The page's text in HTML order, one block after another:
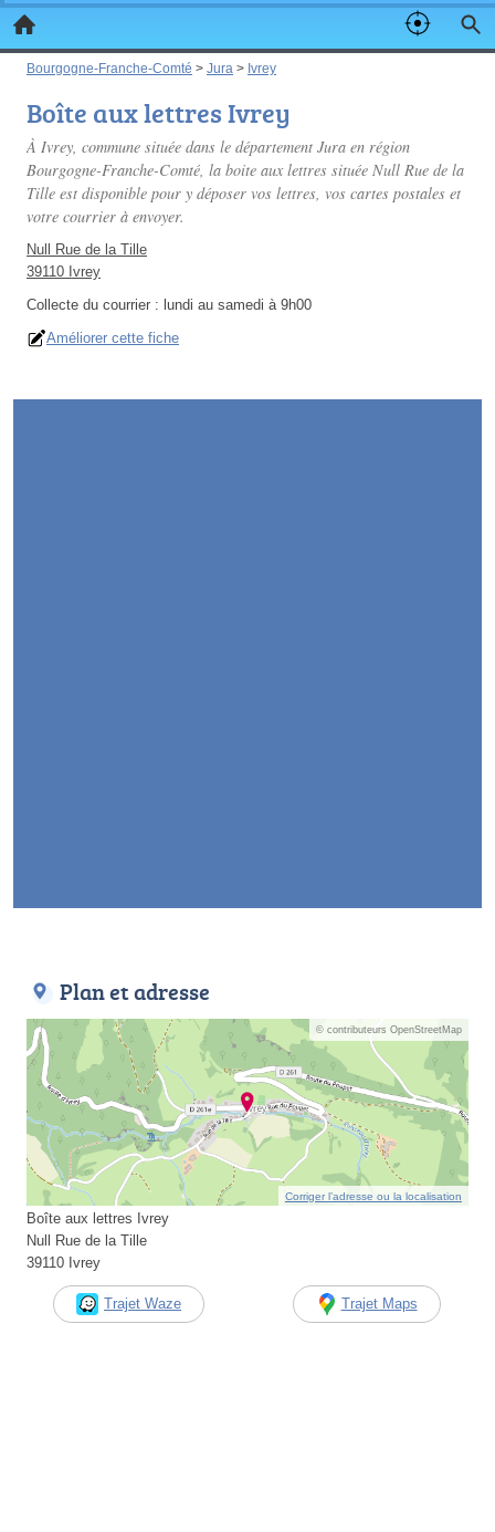
Bourgogne-Franche-Comté > Jura > Ivrey
Boîte aux lettres Ivrey
À Ivrey, commune située dans le département Jura en région
Bourgogne-Franche-Comté, la boite aux lettres située Null Rue de la
Tille est disponible pour y déposer vos lettres, vos cartes postales et
votre courrier à envoyer.
Null Rue de la Tille
39110 Ivrey
Collecte du courrier : lundi au samedi à 9h00
Améliorer cette fiche
Plan et adresse
© contributeurs OpenStreetMap
Corriger l’adresse ou la localisation
Boîte aux lettres Ivrey
Null Rue de la Tille
39110 Ivrey
Trajet Waze Trajet Maps